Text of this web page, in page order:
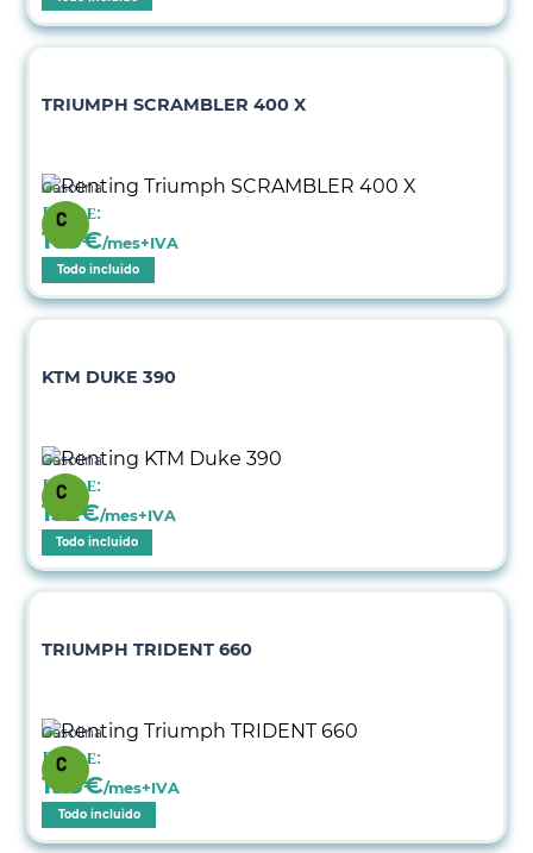
TRIUMPH SCRAMBLER 400 X
Gasolina
Desde:
169€/mes+IVA
Todo incluido
KTM DUKE 390
Gasolina
Desde:
152€/mes+IVA
Todo incluido
TRIUMPH TRIDENT 660
Gasolina
Desde:
198€/mes+IVA
Todo incluido